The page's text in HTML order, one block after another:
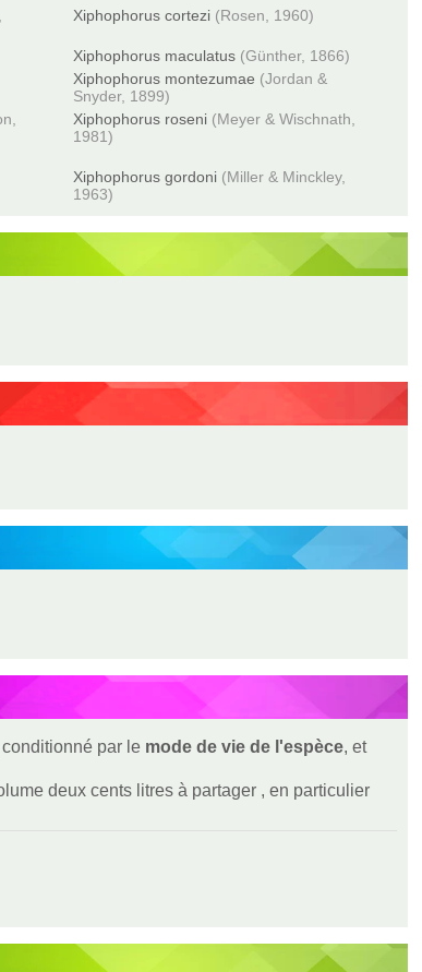
Xiphophorus cortezi (Rosen, 1960)
Xiphophorus maculatus (Günther, 1866)
Xiphophorus montezumae (Jordan &
Snyder, 1899)
Xiphophorus roseni (Meyer & Wischnath,
1981)
Xiphophorus gordoni (Miller & Minckley,
1963)
par le mode de vie de l'espèce, et
deux cents litres à partager , en particulier